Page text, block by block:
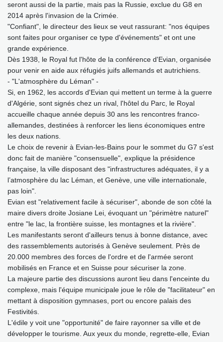
seront aussi de la partie, mais pas la Russie, exclue du G8 en
2014 après l'invasion de la Crimée.
"Confiant", le directeur des lieux se veut rassurant: "nos équipes
sont faites pour organiser ce type d'événements" et ont une
grande expérience.
Dès 1938, le Royal fut l'hôte de la conférence d'Evian, organisée
pour venir en aide aux réfugiés juifs allemands et autrichiens.
- "L'atmosphère du Léman" -
Si, en 1962, les accords d'Evian qui mettent un terme à la guerre
d'Algérie, sont signés chez un rival, l'hôtel du Parc, le Royal
accueille chaque année depuis 30 ans les rencontres franco-
allemandes, destinées à renforcer les liens économiques entre
les deux nations.
Le choix de revenir à Evian-les-Bains pour le sommet du G7 s'est
donc fait de manière "consensuelle", explique la présidence
française, la ville disposant des "infrastructures adéquates, il y a
l’atmosphère du lac Léman, et Genève, une ville internationale,
pas loin".
Evian est "relativement facile à sécuriser", abonde de son côté la
maire divers droite Josiane Lei, évoquant un "périmètre naturel"
entre "le lac, la frontière suisse, les montagnes et la rivière".
Les manifestants seront d'ailleurs tenus à bonne distance, avec
des rassemblements autorisés à Genève seulement. Près de
20.000 membres des forces de l'ordre et de l'armée seront
mobilisés en France et en Suisse pour sécuriser la zone.
La majeure partie des discussions auront lieu dans l'enceinte du
complexe, mais l'équipe municipale joue le rôle de "facilitateur" en
mettant à disposition gymnases, port ou encore palais des
Festivités.
L'édile y voit une "opportunité" de faire rayonner sa ville et de
développer le tourisme. Aux yeux du monde, regrette-elle, Evian